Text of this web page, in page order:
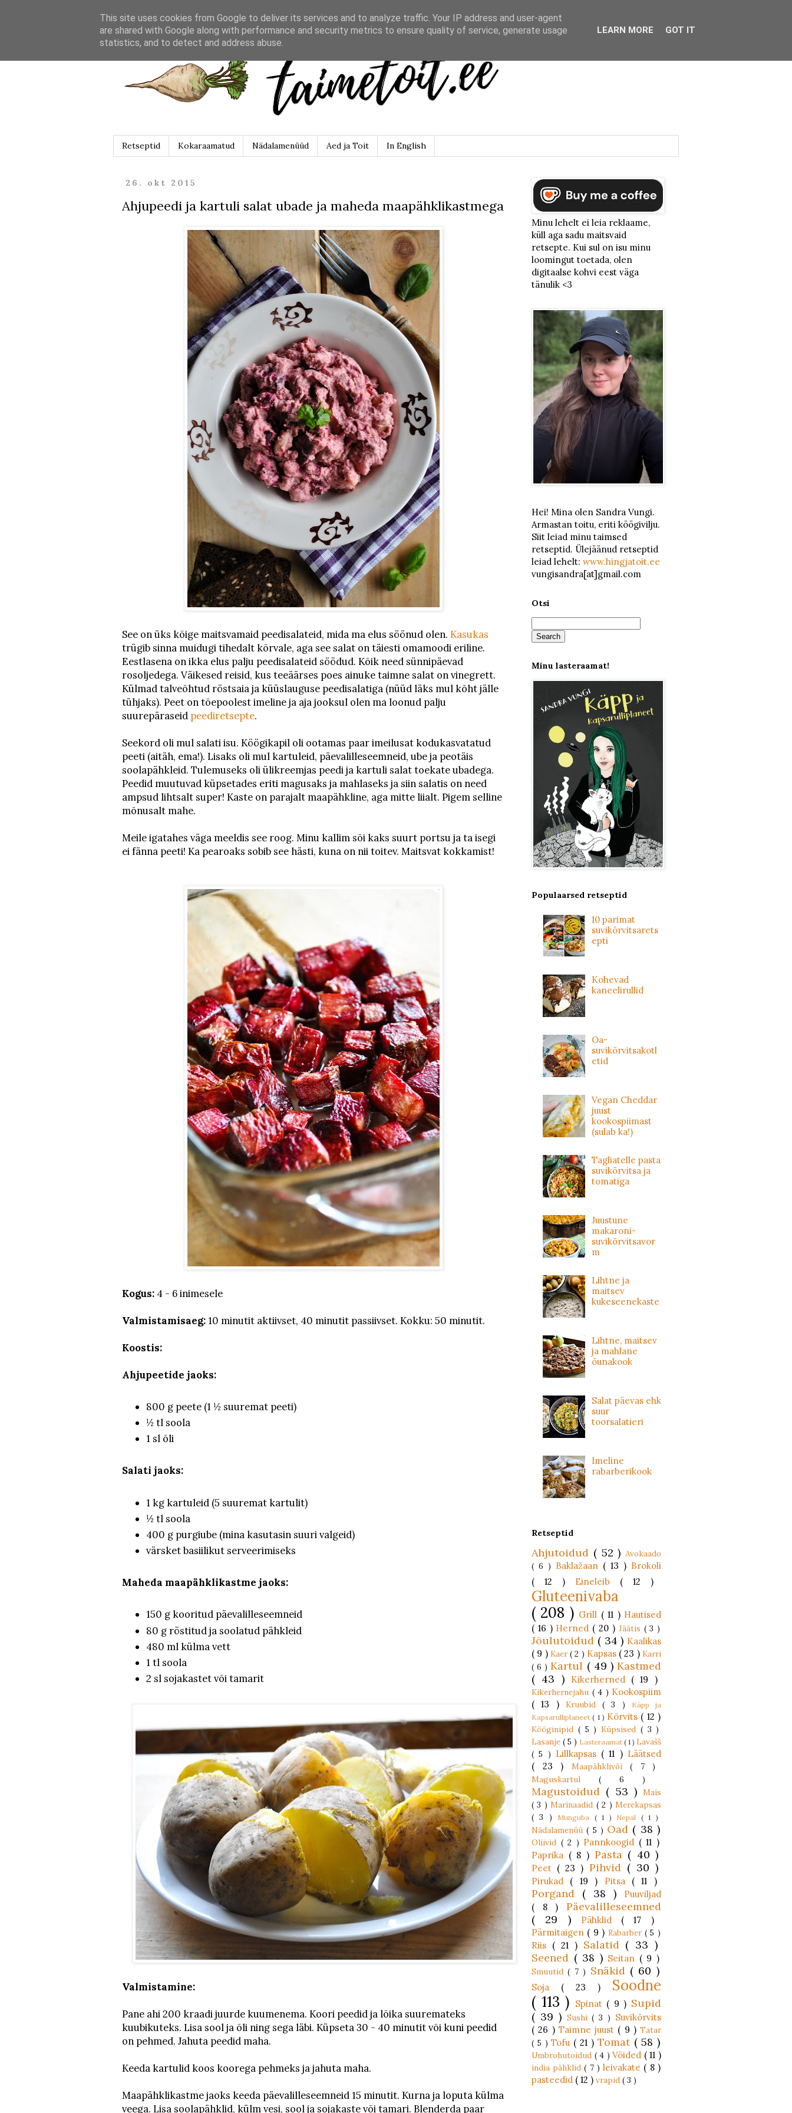
Retseptid Kokaraamatud Nädalamenüüd Aed ja Toit In English
26. okt 2015
Ahjupeedi ja kartuli salat ubade ja maheda maapähklikastmega
See on üks kõige maitsvamaid peedisalateid, mida ma elus söönud olen. Kasukas
trügib sinna muidugi tihedalt kõrvale, aga see salat on täiesti omamoodi eriline.
Eestlasena on ikka elus palju peedisalateid söödud. Kõik need sünnipäevad
rosoljedega. Väikesed reisid, kus teeäärses poes ainuke taimne salat on vinegrett.
Külmad talveõhtud röstsaia ja küüslauguse peedisalatiga (nüüd läks mul kõht jälle
tühjaks). Peet on tõepoolest imeline ja aja jooksul olen ma loonud palju
suurepäraseid peediretsepte.
Seekord oli mul salati isu. Köögikapil oli ootamas paar imeilusat kodukasvatatud
peeti (aitäh, ema!). Lisaks oli mul kartuleid, päevalilleseemneid, ube ja peotäis
soolapähkleid. Tulemuseks oli ülikreemjas peedi ja kartuli salat toekate ubadega.
Peedid muutuvad küpsetades eriti magusaks ja mahlaseks ja siin salatis on need
ampsud lihtsalt super! Kaste on parajalt maapähkline, aga mitte liialt. Pigem selline
mõnusalt mahe.
Meile igatahes väga meeldis see roog. Minu kallim sõi kaks suurt portsu ja ta isegi
ei fänna peeti! Ka pearoaks sobib see hästi, kuna on nii toitev. Maitsvat kokkamist!
Kogus: 4 - 6 inimesele
Valmistamisaeg:10 minutit aktiivset, 40 minutit passiivset. Kokku: 50 minutit.
Koostis:
Ahjupeetide jaoks:
800 g peete (1 ½ suuremat peeti)
½ tl soola
1 sl õli
Salati jaoks:
1 kg kartuleid (5 suuremat kartulit)
½ tl soola
400 g purgiube (mina kasutasin suuri valgeid)
värsket basiilikut serveerimiseks
Maheda maapähklikastme jaoks:
150 g kooritud päevalilleseemneid
80 g röstitud ja soolatud pähkleid
480 ml külma vett
1 tl soola
2 sl sojakastet või tamarit
Valmistamine:
Pane ahi 200 kraadi juurde kuumenema. Koori peedid ja lõika suuremateks
kuubikuteks. Lisa sool ja õli ning sega läbi. Küpseta 30 - 40 minutit või kuni peedid
on pehmed. Jahuta peedid maha.
Keeda kartulid koos koorega pehmeks ja jahuta maha.
Maapähklikastme jaoks keeda päevalilleseemneid 15 minutit. Kurna ja loputa külma
veega. Lisa soolapähklid, külm vesi, sool ja sojakaste või tamari. Blenderda paar
Minu lehelt ei leia reklaame,
küll aga sadu maitsvaid
retsepte. Kui sul on isu minu
loomingut toetada, olen
digitaalse kohvi eest väga
tänulik <3
Hei! Mina olen Sandra Vungi.
Armastan toitu, eriti köögivilju.
Siit leiad minu taimsed
retseptid. Ülejäänud retseptid
leiad lehelt: www.hingjatoit.ee
vungisandra[at]gmail.com
Otsi
Minu lasteraamat!
Populaarsed retseptid
10 parimat
suvikõrvitsarets
epti
Kohevad
kaneelirullid
Oa-
suvikõrvitsakotl
etid
Vegan Cheddar
juust
kookospiimast
(sulab ka!)
Tagliatelle pasta
suvikõrvitsa ja
tomatiga
Juustune
makaroni-
suvikõrvitsavor
m
Lihtne ja
maitsev
kukeseenekaste
Lihtne, maitsev
ja mahlane
õunakook
Salat päevas ehk
suur
toorsalatieri
Imeline
rabarberikook
Retseptid
Ahjutoidud ( 52 ) Avokaado
( 6 ) Baklažaan ( 13 ) Brokoli
( 12 ) Eineleib ( 12 )
Gluteenivaba
( 208 ) Grill ( 11 ) Hautised
( 16 ) Herned ( 20 ) Jäätis ( 3 )
Jõulutoidud ( 34 ) Kaalikas
( 9 ) Kaer( 2 ) Kapsas ( 23 )Karri
( 6 )Kartul ( 49 )Kastmed
( 43 )
Kikerherned ( 19 )
Kikerhernejahu ( 4 ) Kookospiim
( 13 ) Kruubid ( 3 )
Käpp ja
Kapsarulliplaneet( 1 ) Kõrvits ( 12 )
Kööginipid ( 5 ) Küpsised ( 3 )
Lasanje ( 5 ) Lasteraamat ( 1 ) Lavašš
( 5 ) Lillkapsas ( 11 ) Läätsed
( 23 ) Maapähklivõi( 7 )
Maguskartul ( 6 )
Magustoidud ( 53 ) Mais
( 3 )Marinaadid ( 2 )Merekapsas
( 3 )
Munguba ( 1 ) Nepal ( 1 )
Nädalamenüü( 5 ) Oad ( 38 )
Oliivid ( 2 ) Pannkoogid ( 11 )
Paprika ( 8 ) Pasta ( 40 )
Peet ( 23 ) Pihvid ( 30 )
Pirukad ( 19 ) Pitsa ( 11 )
Porgand ( 38 )
Puuviljad
( 8 ) Päevalilleseemned
( 29 )
Pähklid ( 17 )
Pärmitaigen ( 9 ) Rabarber ( 5 )
Riis ( 21 ) Salatid ( 33 )
Seened ( 38 ) Seitan ( 9 )
Smuutid( 7 ) Snäkid ( 60 )
Soja ( 23 ) Soodne
( 113 ) Spinat ( 9 ) Supid
( 39 ) Sushi( 3 ) Suvikõrvits
( 26 ) Taimne juust ( 9 ) Tatar
( 5 )Tofu ( 21 ) Tomat ( 58 )
Umbrohutoidud ( 4 ) Võided ( 11 )
india pähklid( 7 )leivakate ( 8 )
pasteedid ( 12 ) vrapid ( 3 )
This site uses cookies from Google to deliver its services and to analyze traffic. Your IP address and user-agent
are shared with Google along with performance and security metrics to ensure quality of service, generate usage
statistics, and to detect and address abuse.
LEARN MORE GOT IT